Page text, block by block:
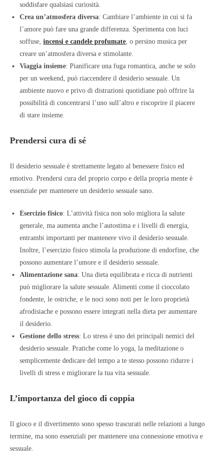
soddisfare qualsiasi curiosità.
Crea un’atmosfera diversa: Cambiare l’ambiente in cui si fa
l’amore può fare una grande differenza. Sperimenta con luci
soffuse, incensi e candele profumate , o persino musica per
creare un’atmosfera diversa e stimolante.
Viaggia insieme: Pianificare una fuga romantica, anche se solo
per un weekend, può riaccendere il desiderio sessuale. Un
ambiente nuovo e privo di distrazioni quotidiane può offrire la
possibilità di concentrarsi l’uno sull’altro e riscoprire il piacere
di stare insieme.
Prendersi cura di sé
Il desiderio sessuale è strettamente legato al benessere fisico ed
emotivo. Prendersi cura del proprio corpo e della propria mente è
essenziale per mantenere un desiderio sessuale sano.
Esercizio fisico: L’attività fisica non solo migliora la salute
generale, ma aumenta anche l’autostima e i livelli di energia,
entrambi importanti per mantenere vivo il desiderio sessuale.
Inoltre, l’esercizio fisico stimola la produzione di endorfine, che
possono aumentare l’umore e il desiderio sessuale.
Alimentazione sana: Una dieta equilibrata e ricca di nutrienti
può migliorare la salute sessuale. Alimenti come il cioccolato
fondente, le ostriche, e le noci sono noti per le loro proprietà
afrodisiache e possono essere integrati nella dieta per aumentare
il desiderio.
Gestione dello stress: Lo stress è uno dei principali nemici del
desiderio sessuale. Pratiche come lo yoga, la meditazione o
semplicemente dedicare del tempo a te stesso possono ridurre i
livelli di stress e migliorare la tua vita sessuale.
L’importanza del gioco di coppia
Il gioco e il divertimento sono spesso trascurati nelle relazioni a lungo
termine, ma sono essenziali per mantenere una connessione emotiva e
sessuale.